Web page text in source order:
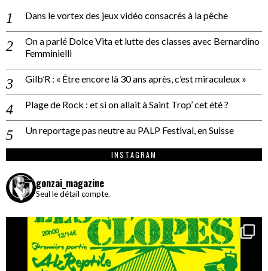
Dans le vortex des jeux vidéo consacrés à la pêche
On a parlé Dolce Vita et lutte des classes avec Bernardino
Femminielli
Gilb’R : « Être encore là 30 ans après, c’est miraculeux »
Plage de Rock : et si on allait à Saint Trop’ cet été ?
Un reportage pas neutre au PALP Festival, en Suisse
INSTAGRAM
gonzai_magazine
Seul le détail compte.